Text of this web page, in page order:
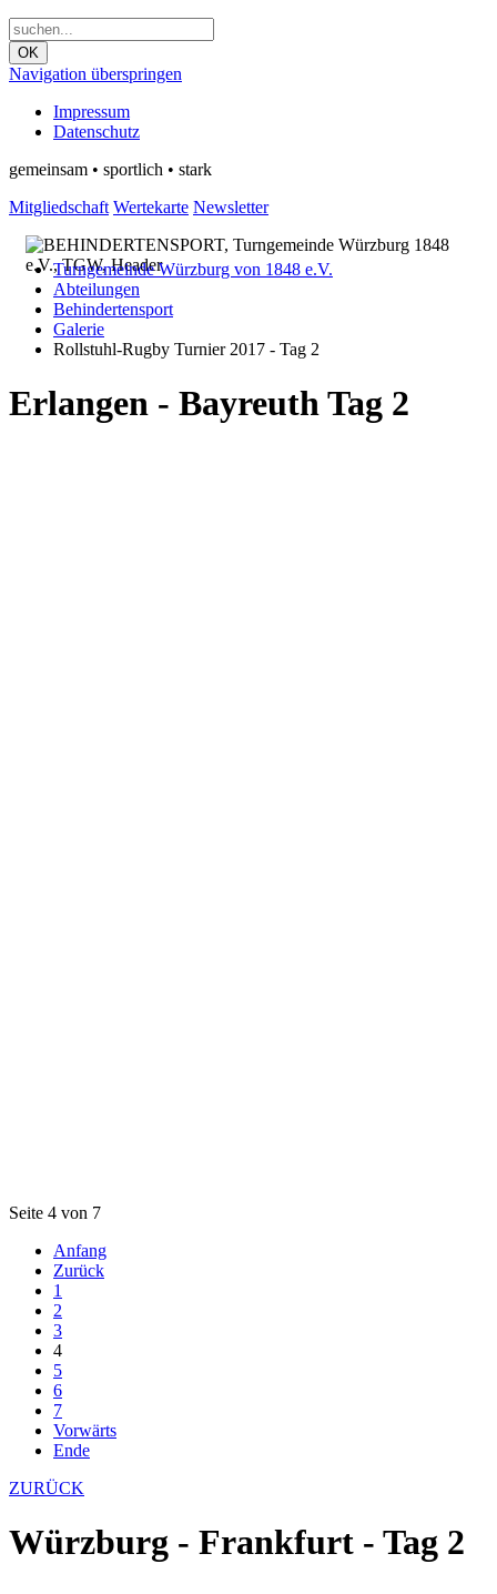
OK
Navigation überspringen
Impressum
Datenschutz
gemeinsam • sportlich • stark
Mitgliedschaft Wertekarte Newsletter
Turngemeinde Würzburg von 1848 e.V.
Abteilungen
Behindertensport
Galerie
Rollstuhl-Rugby Turnier 2017 - Tag 2
Erlangen - Bayreuth Tag 2
Seite 4 von 7
Anfang
Zurück
1
2
3
4
5
6
7
Vorwärts
Ende
ZURÜCK
Würzburg - Frankfurt - Tag 2